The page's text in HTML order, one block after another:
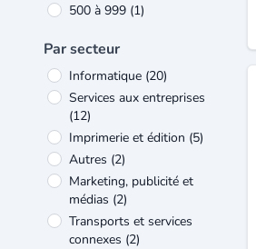
500 à 999 (1)
Par secteur
Informatique (20)
Services aux entreprises
(12)
Imprimerie et édition (5)
Autres (2)
Marketing, publicité et
médias (2)
Transports et services
connexes (2)